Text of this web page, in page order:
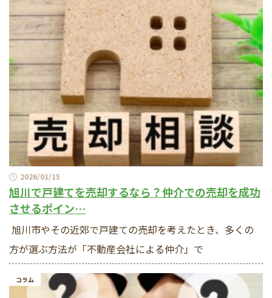
2026/01/15
旭川で戸建てを売却するなら？仲介での売却を成功
させるポイン…
旭川市やその近郊で戸建ての売却を考えたとき、多くの
方が選ぶ方法が「不動産会社による仲介」で
コラム